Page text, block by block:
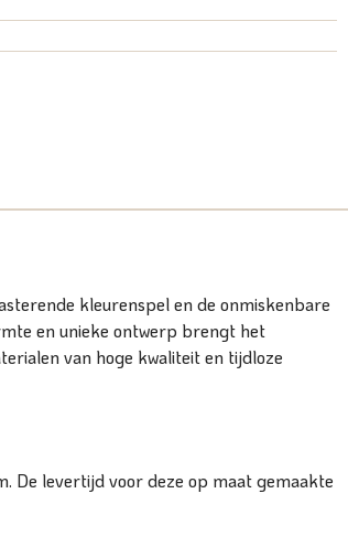
kleurenspel en de onmiskenbare
en unieke ontwerp brengt het
van hoge kwaliteit en tijdloze
De levertijd voor deze op maat gemaakte